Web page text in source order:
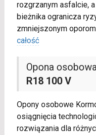
rozgrzanym asfalcie,
bieżnika ogranicza
zmniejszonym
całość
Opona
R18 100 V
Opony osobowe
osiągnięcia
rozwiązania dla